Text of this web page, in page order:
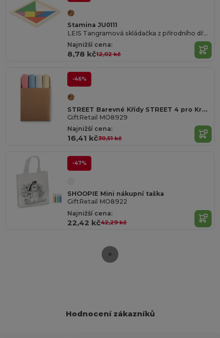
Stamina JU0111
LEIS Tangramová skládačka z přírodního dřeva se 7 barevnými díly
Najnižší cena:
8,78 kč12,02 kč
-46%
STREET Barevné Křídy STREET 4 pro Kreativní Tvorbu
GiftRetail MO8929
Najnižší cena:
16,41 kč30,51 kč
-47%
SHOOPIE Mini nákupní taška
GiftRetail MO8922
Najnižší cena:
22,42 kč42,29 kč
Hodnocení zákazníků